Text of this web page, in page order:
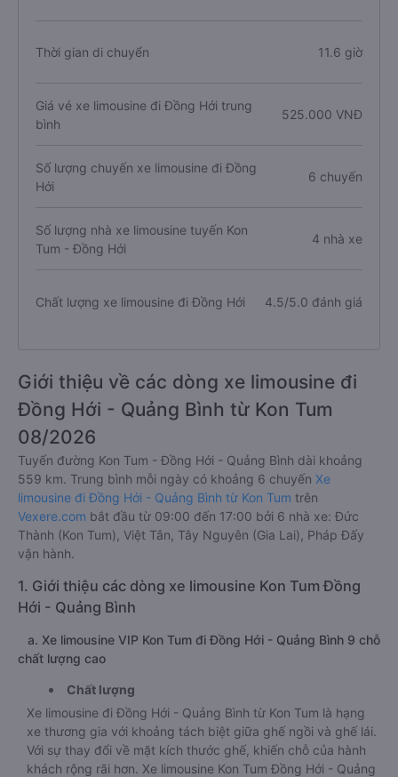
Thời gian di chuyển 11.6 giờ
Giá vé xe limousine đi Đồng Hới trung
bình
525.000 VNĐ
Số lượng chuyến xe limousine đi Đồng
Hới
6 chuyến
Số lượng nhà xe limousine tuyến Kon
Tum - Đồng Hới
4 nhà xe
Chất lượng xe limousine đi Đồng Hới 4.5/5.0 đánh giá
Giới thiệu về các dòng xe limousine đi
Đồng Hới - Quảng Bình từ Kon Tum
08/2026
Tuyến đường Kon Tum - Đồng Hới - Quảng Bình dài khoảng
559 km. Trung bình mỗi ngày có khoảng 6 chuyến Xe
limousine đi Đồng Hới - Quảng Bình từ Kon Tum trên
Vexere.com bắt đầu từ 09:00 đến 17:00 bởi 6 nhà xe: Đức
Thành (Kon Tum), Việt Tân, Tây Nguyên (Gia Lai), Pháp Đấy
vận hành.
1. Giới thiệu các dòng xe limousine Kon Tum Đồng
Hới - Quảng Bình
a. Xe limousine VIP Kon Tum đi Đồng Hới - Quảng Bình 9 chỗ
chất lượng cao
Chất lượng
Xe limousine đi Đồng Hới - Quảng Bình từ Kon Tum là hạng
xe thương gia với khoảng tách biệt giữa ghế ngồi và ghế lái.
Với sự thay đổi về mặt kích thước ghế, khiến chỗ của hành
khách rộng rãi hơn. Xe limousine Kon Tum Đồng Hới - Quảng